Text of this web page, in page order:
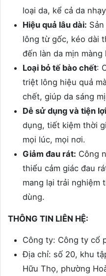
loại da, kể cả da
Hiệu quả lâu dài:
lông từ gốc, kéo dài
đến làn da mịn màng
Loại bỏ tế bào chết:
triệt lông hiệu quả
chết, giúp da sáng
Dễ sử dụng và tiện
dụng, tiết kiệm thời
mọi lúc, mọi nơi.
Giảm đau rát: Công
thiểu cảm giác đau
mang lại trải nghiệm
dùng.
THÔNG TIN LIÊN HỆ:
Công ty: Công ty cổ
Địa chỉ: số 20, khu
Hữu Thọ, phường